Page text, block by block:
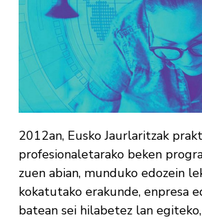
2012an, Eusko Jaurlaritzak
profesionaletarako beken
zuen abian, munduko edozein
kokatutako erakunde, enpresa
batean sei hilabetez lan